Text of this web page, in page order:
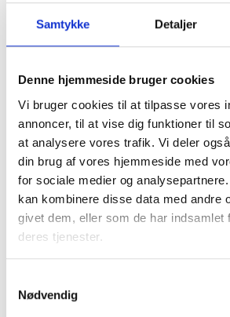
Samtykke Detaljer
Denne hjemmeside bruger cookies
Vi bruger cookies til at tilpasse vores
annoncer, til at vise dig funktioner til
at analysere vores trafik. Vi deler
din brug af vores hjemmeside med
for sociale medier og
kan kombinere disse data med andre
givet dem, eller som de har indsamlet
deres tjenester.
Nødvendig
I samarbejde med kommunen tager
socialt ansvar og løser en række
med boligsocial anvisning og aftaler
af de almene boliger.
Almene boliger drives uden profit, så
huslejen. En del af beboernes husleje
Landsbyggefonden, som støtter
indsatser i almene boligområder.